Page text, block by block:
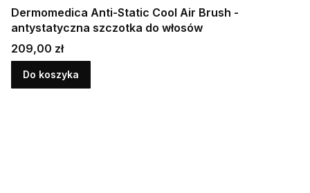
Dermomedica Anti-Static Cool Air Brush -
antystatyczna szczotka do włosów
Cena
209,00 zł
Do koszyka